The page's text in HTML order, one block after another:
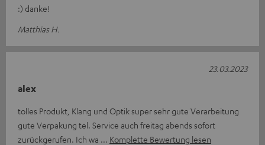
:) danke!
Matthias H.
alex
tolles Produkt, Klang und Optik super sehr gute Verarbeitung
gute Verpakung tel. Service auch freitag abends sofort
zurückgerufen. Ich wa
Komplette Bewertung lesen
23.03.2023